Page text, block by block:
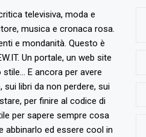
televisiva, moda e
musica e cronaca rosa.
e mondanità. Questo è
Un portale, un web site
E ancora per avere
sui libri da non perdere, sui
per finire al codice di
per sapere sempre cosa
abbinarlo ed essere cool in